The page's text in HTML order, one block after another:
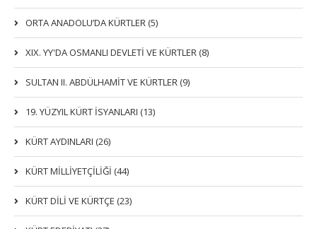
ORTA ANADOLU’DA KÜRTLER (5)
XIX. YY'DA OSMANLI DEVLETI VE KÜRTLER (8)
SULTAN II. ABDÜLHAMİT VE KÜRTLER (9)
19. YÜZYIL KÜRT İSYANLARI (13)
KÜRT AYDINLARI (26)
KÜRT MİLLİYETÇİLİĞİ (44)
KÜRT DİLİ VE KÜRTÇE (23)